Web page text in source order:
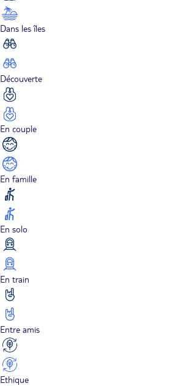
Dans les îles
Découverte
En couple
En famille
En solo
En train
Entre amis
Ethique